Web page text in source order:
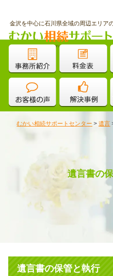
金沢を中心に石川県全域の周辺エリア
運営：むかいアドバイザリーグループ
むかい相続サポートセンター >遺言
遺言書の
遺言書の保管と執行